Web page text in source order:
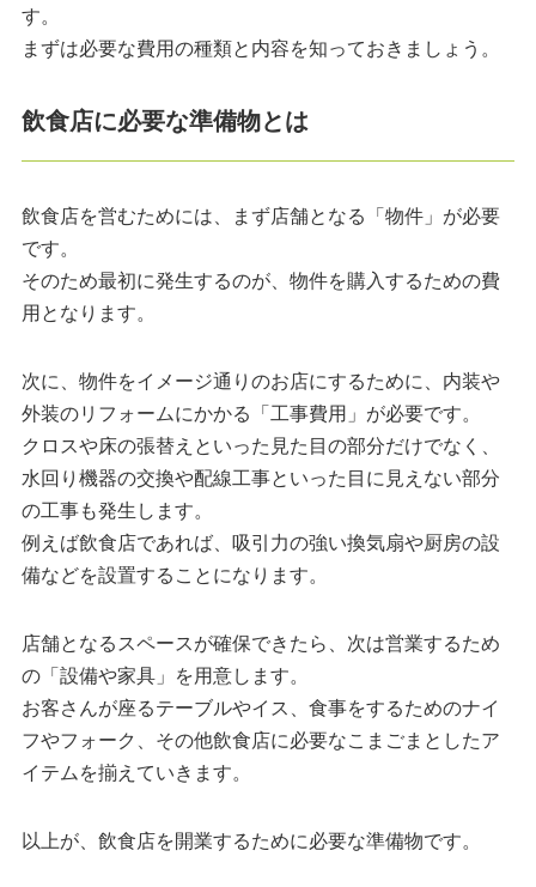
す。
まずは必要な費用の種類と内容を知っておきましょう。
飲食店に必要な準備物とは
飲食店を営むためには、まず店舗となる「物件」が必要
です。
そのため最初に発生するのが、物件を購入するための費
用となります。
次に、物件をイメージ通りのお店にするために、内装や
外装のリフォームにかかる「工事費用」が必要です。
クロスや床の張替えといった見た目の部分だけでなく、
水回り機器の交換や配線工事といった目に見えない部分
の工事も発生します。
例えば飲食店であれば、吸引力の強い換気扇や厨房の設
備などを設置することになります。
店舗となるスペースが確保できたら、次は営業するため
の「設備や家具」を用意します。
お客さんが座るテーブルやイス、食事をするためのナイ
フやフォーク、その他飲食店に必要なこまごまとしたア
イテムを揃えていきます。
以上が、飲食店を開業するために必要な準備物です。